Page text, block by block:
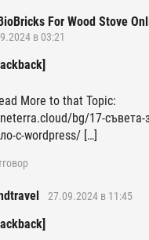
For Wood Stove
в 03:21
More to that Topic:
bg/17-съвета-
с-wordpress/ […]
27.09.2024 в 11:45